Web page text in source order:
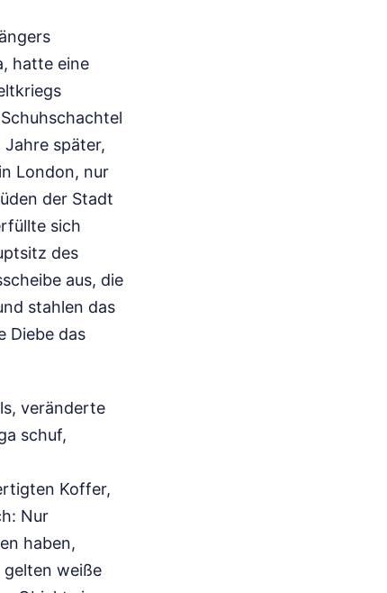
hatte eine
später,
London, nur
der Stadt
sich
des
aus, die
stahlen das
Diebe das
veränderte
schuf,
Koffer,
Nur
haben,
gelten weiße